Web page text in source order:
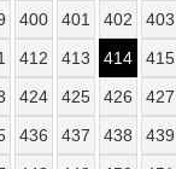
400 401 402 403
412 413 414 415
424 425 426 427
436 437 438 439